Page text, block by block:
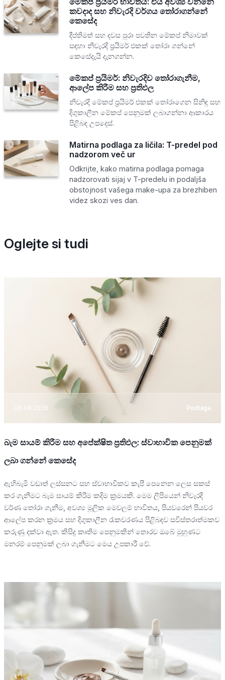
කවදාද සහ නිවැරදි වර්ගය තෝරාගන්නේ
කෙසේද
දීප්තිමත් සහ දවස පුරා පවතින මේකප් නිමාවක්
සඳහා නිවැරදි ප්‍රයිමර් එකක් තෝරා ගන්නේ
කෙසේදැයි දැනගන්න.
මේකප් ප්‍රයිමර්: නිවැරදිව තෝරාගැනීම,
ආලේප කිරීම සහ ප්‍රතිඵල
නිවැරදි මේකප් ප්‍රයිමර් එකක් තෝරාගෙන සිනිඳු සහ
දිගුකාලීන මේකප් පෙනුමක් ලබාගන්නා ආකාරය
පිළිබඳ උපදෙස්.
Matirna podlaga za ličila: T-predel pod
nadzorom več ur
Odkrijte, kako matirna podlaga pomaga
nadzorovati sijaj v T-predelu in podaljša
obstojnost vašega make-upa za brezhiben
videz skozi ves dan.
Oglejte si tudi
06.08.2026 Podlaga
බැම සායම් කිරීම සහ අපේක්ෂිත ප්‍රතිඵල: ස්වාභාවික පෙනුමක්
ලබා ගන්නේ කෙසේද
ඇහිබැමි වඩාත් ලස්සනට සහ ස්වාභාවිකව කැපී පෙනෙන ලෙස සකස්
කර ගැනීමට බැම සායම් කිරීම කදිම ක්‍රමයකි. මෙම ලිපියෙන් නිවැරදි
වර්ණ තෝරා ගැනීම, අවශ්‍ය මූලික මෙවලම් භාවිතය, පියවරෙන් පියවර
ආලේප කරන ක්‍රමය සහ දිගුකාලීන රැකවරණය පිළිබඳව සවිස්තරාත්මකව
කරුණු දක්වා ඇත. කිසිදු කෘතිම පෙනුමකින් තොරව ඔබේ මුහුණට
මනරම් පෙනුමක් ලබා ගැනීමට මෙය උපකාරී වේ.